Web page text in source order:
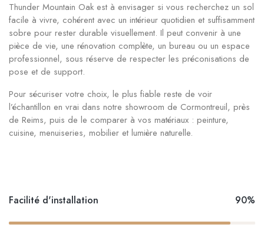
Thunder Mountain Oak est à envisager si vous recherchez un sol
facile à vivre, cohérent avec un intérieur quotidien et suffisamment
sobre pour rester durable visuellement. Il peut convenir à une
pièce de vie, une rénovation complète, un bureau ou un espace
professionnel, sous réserve de respecter les préconisations de
pose et de support.
Pour sécuriser votre choix, le plus fiable reste de voir
l’échantillon en vrai dans notre showroom de Cormontreuil, près
de Reims, puis de le comparer à vos matériaux : peinture,
cuisine, menuiseries, mobilier et lumière naturelle.
Facilité d'installation 90%